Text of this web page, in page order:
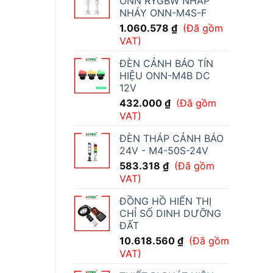
NHÁY ONN-M4S-F
1.060.578 ₫ (Đã gồm
VAT)
ĐÈN CẢNH BÁO TÍN
HIỆU ONN-M4B DC
12V
432.000 ₫ (Đã gồm
VAT)
ĐÈN THÁP CẢNH BÁO
24V - M4-50S-24V
583.318 ₫ (Đã gồm
VAT)
ĐỒNG HỒ HIỂN THỊ
CHỈ SỐ DINH DƯỠNG
ĐẤT
10.618.560 ₫ (Đã gồm
VAT)